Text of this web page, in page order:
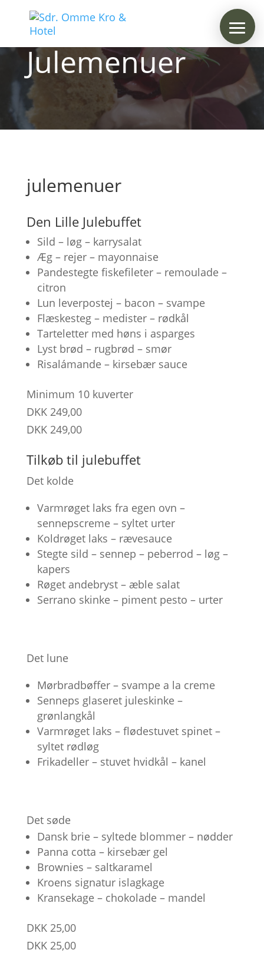
Julemenuer
julemenuer
Den Lille Julebuffet
Sild – løg – karrysalat
Æg – rejer – mayonnaise
Pandestegte fiskefileter – remoulade –
citron
Lun leverpostej – bacon – svampe
Flæskesteg – medister – rødkål
Tarteletter med høns i asparges
Lyst brød – rugbrød – smør
Risalámande – kirsebær sauce
Minimum 10 kuverter
DKK 249,00
DKK 249,00
Tilkøb til julebuffet
Det kolde
Varmrøget laks fra egen ovn –
sennepscreme – syltet urter
Koldrøget laks – rævesauce
Stegte sild – sennep – peberrod – løg –
kapers
Røget andebryst – æble salat
Serrano skinke – piment pesto – urter
Det lune
Mørbradbøffer – svampe a la creme
Senneps glaseret juleskinke –
grønlangkål
Varmrøget laks – flødestuvet spinet –
syltet rødløg
Frikadeller – stuvet hvidkål – kanel
Det søde
Dansk brie – syltede blommer – nødder
Panna cotta – kirsebær gel
Brownies – saltkaramel
Kroens signatur islagkage
Kransekage – chokolade – mandel
DKK 25,00
DKK 25,00